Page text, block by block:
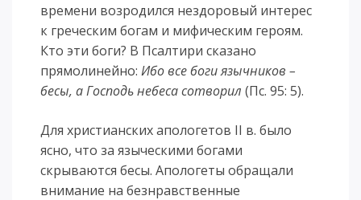
времени возродился нездоровый интерес
к греческим богам и мифическим героям.
Кто эти боги? В Псалтири сказано
прямолинейно:Ибо все боги язычников –
бесы, а Господь небеса сотворил (Пс. 95: 5).
Для христианских апологетов II в. было
ясно, что за языческими богами
скрываются бесы. Апологеты обращали
внимание на безнравственные